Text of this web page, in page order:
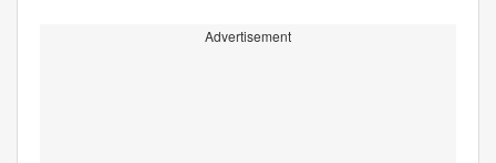
Advertisement